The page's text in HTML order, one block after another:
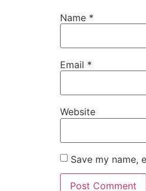
Name *
Email *
Website
Save my name,